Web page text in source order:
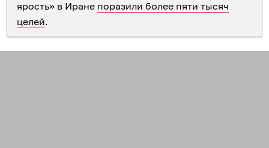
ярость» в Иране поразили более пяти тысяч
целей.